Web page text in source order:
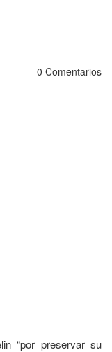
0 Comentarios
“por preservar su